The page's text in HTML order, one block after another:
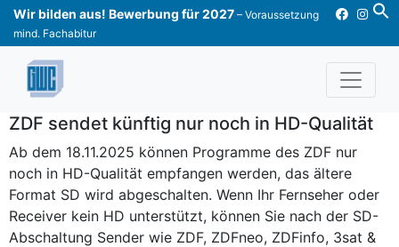
Skip
content
Wir bilden aus! Bewerbung für 2027 – Voraussetzung
mind. Fachabitur
ZDF sendet künftig nur noch in HD-Qualität
Ab dem 18.11.2025 können Programme des ZDF nur
noch in HD-Qualität empfangen werden, das ältere
Format SD wird abgeschalten. Wenn Ihr Fernseher oder
Receiver kein HD unterstützt, können Sie nach der SD-
Abschaltung Sender wie ZDF, ZDFneo, ZDFinfo, 3sat &